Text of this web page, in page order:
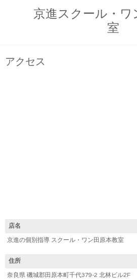
京進スクール・ワ
室
アクセス
店名
京進の個別指導 スクール・ワン田原本教室
住所
奈良県 磯城郡田原本町千代379-2 北林ビル2F